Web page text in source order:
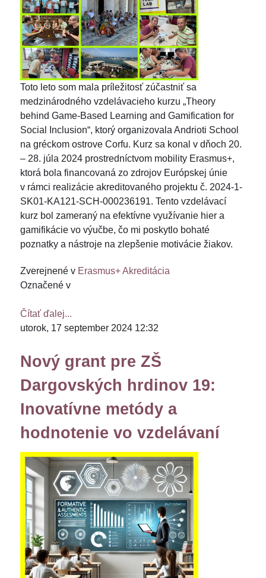
Toto leto som mala príležitosť zúčastniť sa
medzinárodného vzdelávacieho kurzu „Theory
behind Game-Based Learning and Gamification for
Social Inclusion“, ktorý organizovala Andrioti School
na gréckom ostrove Corfu. Kurz sa konal v dňoch 20.
– 28. júla 2024 prostredníctvom mobility Erasmus+,
ktorá bola financovaná zo zdrojov Európskej únie
v rámci realizácie akreditovaného projektu č. 2024-1-
SK01-KA121-SCH-000236191. Tento vzdelávací
kurz bol zameraný na efektívne využívanie hier a
gamifikácie vo výučbe, čo mi poskytlo bohaté
poznatky a nástroje na zlepšenie motivácie žiakov.
Zverejnené v Erasmus+ Akreditácia
Označené v
Čítať ďalej...
utorok, 17 september 2024 12:32
Nový grant pre ZŠ
Dargovských hrdinov 19:
Inovatívne metódy a
hodnotenie vo vzdelávaní